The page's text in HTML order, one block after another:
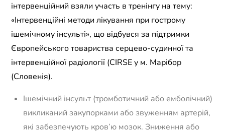
інтервенційний взяли участь в тренінгу на тему:
«Інтервенційні методи лікування при гострому
ішемічному інсульті», що відбувся за підтримки
Європейського товариства серцево-судинної та
інтервенційної радіології (CIRSE у м. Марібор
(Словенія).
Ішемічний інсульт (тромботичний або емболічний)
викликаний закупорками або звуженням артерій,
які забезпечують кров’ю мозок. Зниження або